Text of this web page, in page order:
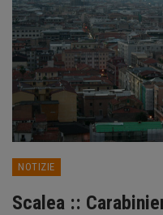
NOTIZIE
Scalea ::